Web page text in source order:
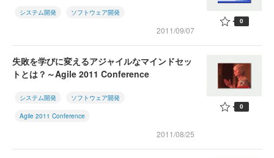
システム開発 ソフトウェア開発
2011/09/07
0
失敗を学びに変えるアジャイルなマインドセッ
トとは？～Agile 2011 Conference
システム開発 ソフトウェア開発
Agile 2011 Conference
2011/08/25
0